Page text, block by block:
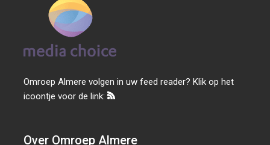
Omroep Almere volgen in uw feed reader? Klik op het
icoontje voor de link:
Over Omroep Almere